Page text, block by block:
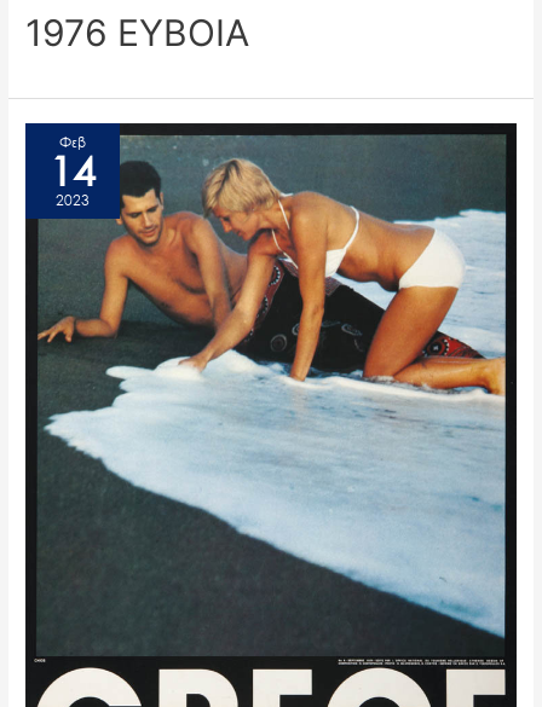
1976 ΕΥΒΟΙΑ
Φεβ
14
2023